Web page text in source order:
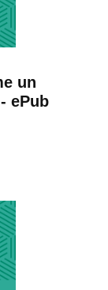
un
ePub